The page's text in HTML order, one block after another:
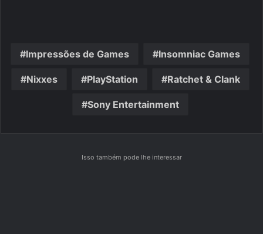
Impressões de Games Insomniac Games
Nixxes PlayStation Ratchet & Clank
Sony Entertainment
Isso também pode lhe interessar